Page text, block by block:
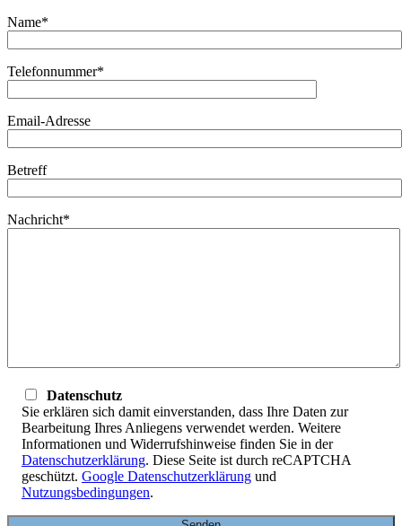
Name*
Telefonnummer*
Email-Adresse
Betreff
Nachricht*
Datenschutz
Sie erklären sich damit einverstanden, dass Ihre Daten zur
Bearbeitung Ihres Anliegens verwendet werden. Weitere
Informationen und Widerrufshinweise finden Sie in der
Datenschutzerklärung. Diese Seite ist durch reCAPTCHA
geschützt. Google Datenschutzerklärung und
Nutzungsbedingungen.